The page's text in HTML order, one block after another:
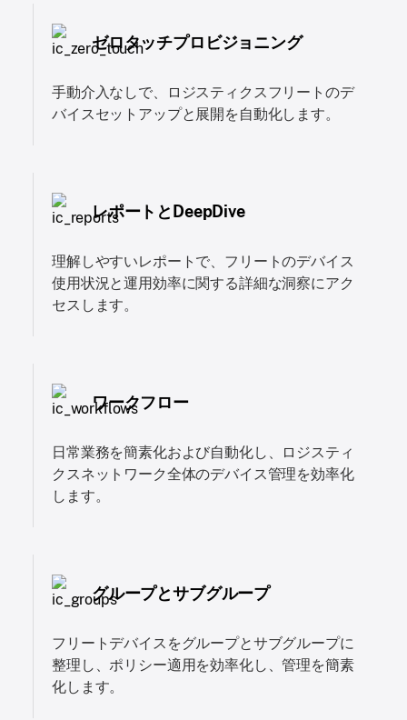
ゼロタッチプロビジョニング
手動介入なしで、ロジスティクスフリートのデ
バイスセットアップと展開を自動化します。
レポートとDeepDive
理解しやすいレポートで、フリートのデバイス
使用状況と運用効率に関する詳細な洞察にアク
セスします。
ワークフロー
日常業務を簡素化および自動化し、ロジスティ
クスネットワーク全体のデバイス管理を効率化
します。
グループとサブグループ
フリートデバイスをグループとサブグループに
整理し、ポリシー適用を効率化し、管理を簡素
化します。